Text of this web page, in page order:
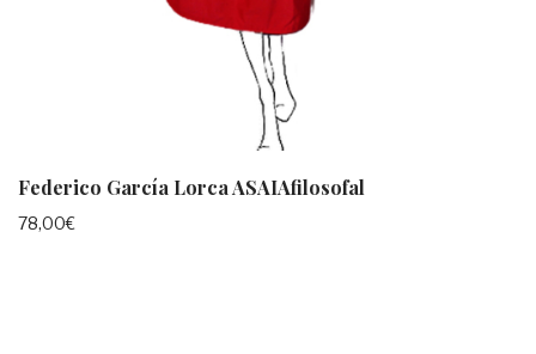
Federico García Lorca ASAIAfilosofal
78,00€